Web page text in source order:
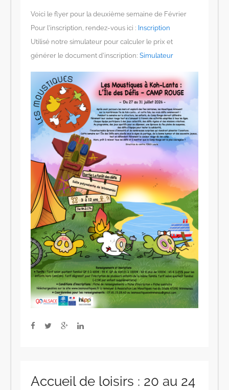
Voici le flyer pour la deuxième semaine de Février
Pour l’inscription, rendez-vous ici : Inscription
Utilisé notre simulateur pour calculer le prix et
générer le document d’inscription:Simulateur
Accueil de loisirs : 20 au 24